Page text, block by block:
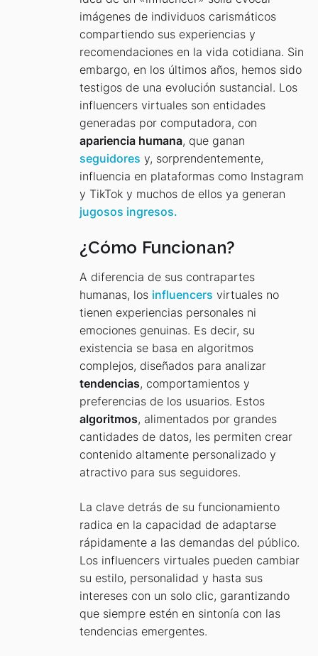
imágenes de individuos carismáticos
compartiendo sus experiencias y
recomendaciones en la vida cotidiana. Sin
embargo, en los últimos años, hemos sido
testigos de una evolución sustancial. Los
influencers virtuales son entidades
generadas por computadora, con
apariencia humana, que ganan
seguidores y, sorprendentemente,
influencia en plataformas como Instagram
y TikTok y muchos de ellos ya generan
jugosos ingresos.
¿Cómo Funcionan?
A diferencia de sus contrapartes
humanas, los influencers virtuales no
tienen experiencias personales ni
emociones genuinas. Es decir, su
existencia se basa en algoritmos
complejos, diseñados para analizar
tendencias, comportamientos y
preferencias de los usuarios. Estos
algoritmos, alimentados por grandes
cantidades de datos, les permiten crear
contenido altamente personalizado y
atractivo para sus seguidores.
La clave detrás de su funcionamiento
radica en la capacidad de adaptarse
rápidamente a las demandas del público.
Los influencers virtuales pueden cambiar
su estilo, personalidad y hasta sus
intereses con un solo clic, garantizando
que siempre estén en sintonía con las
tendencias emergentes.